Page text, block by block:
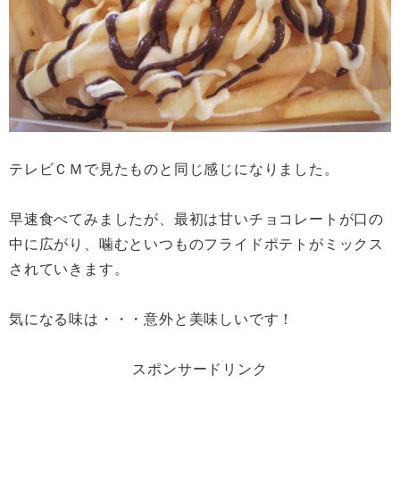
テレビＣＭで見たものと同じ感じになりました。
早速食べてみましたが、最初は甘いチョコレートが口の
中に広がり、噛むといつものフライドポテトがミックス
されていきます。
気になる味は・・・意外と美味しいです！
スポンサードリンク